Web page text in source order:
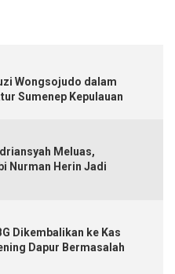
Wongsojudo dalam
Sumenep Kepulauan
Meluas,
Nurman Herin Jadi
Dikembalikan ke Kas
Dapur Bermasalah